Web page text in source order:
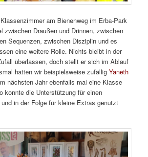
am Bienenweg im Erba-Park
zwischen Draußen und Drinnen, zwischen
Sequenzen, zwischen Disziplin und es
eine weitere Rolle. Nichts bleibt in der
überlassen, doch stellt er sich im Ablauf
hatten wir beispielsweise zufälligYaneth
nächsten Jahr ebenfalls mal eine Klasse
konnte die Unterstützung für einen
in der Folge für kleine Extras genutzt